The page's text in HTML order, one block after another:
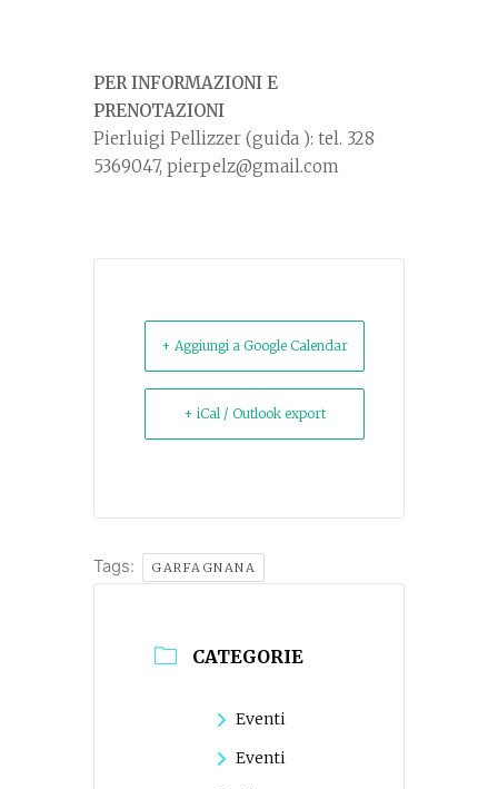
PER INFORMAZIONI E
PRENOTAZIONI
Pierluigi Pellizzer (guida ): tel. 328
5369047, pierpelz@gmail.com
+ Aggiungi a Google Calendar
+ iCal / Outlook export
Tags: GARFAGNANA
CATEGORIE
Eventi
Eventi